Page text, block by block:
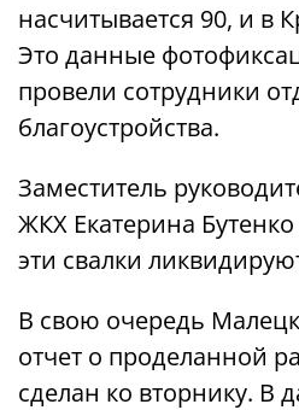
насчитывается 90, и в
Это данные
провели сотрудники
благоустройства.
Заместитель
ЖКХ Екатерина
эти свалки
В свою очередь
отчет о проделанной
сделан ко вторнику. В